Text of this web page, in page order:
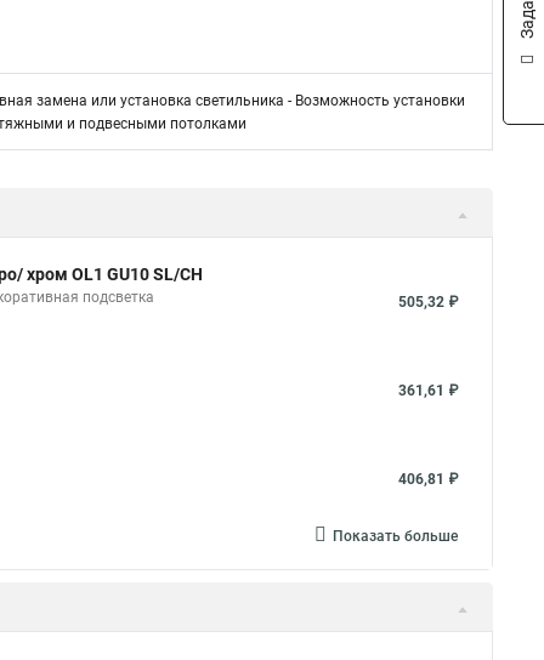
замена или установка светильника - Возможность установки
и подвесными потолками
хром OL1 GU10 SL/CH
подсветка 505,32 ₽
361,61 ₽
406,81 ₽
Показать больше